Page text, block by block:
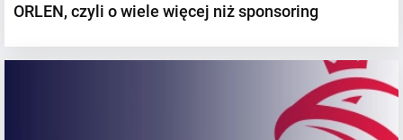
ORLEN, czyli o wiele więcej niż sponsoring